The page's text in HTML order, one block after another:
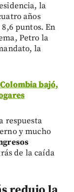
la
años
puntos. En
Petro la
la
bajó,
respuesta
y mucho
de la caída